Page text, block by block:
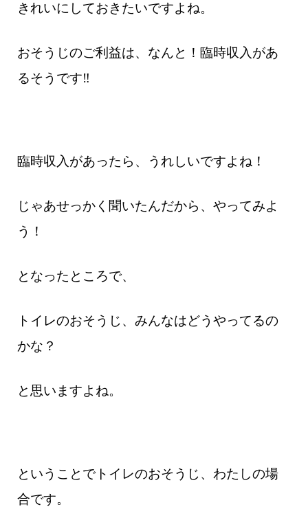
きれいにしておきたいですよね。
おそうじのご利益は、なんと！臨時収入があ
るそうです‼
臨時収入があったら、うれしいですよね！
じゃあせっかく聞いたんだから、やってみよ
う！
となったところで、
トイレのおそうじ、みんなはどうやってるの
かな？
と思いますよね。
ということでトイレのおそうじ、わたしの場
合です。